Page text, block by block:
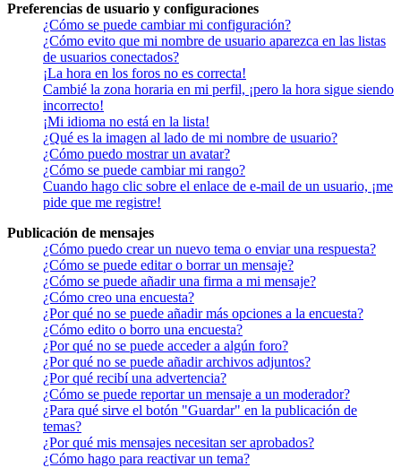
Preferencias de usuario y configuraciones
¿Cómo se puede cambiar mi configuración?
¿Cómo evito que mi nombre de usuario aparezca en las listas
de usuarios conectados?
¡La hora en los foros no es correcta!
Cambié la zona horaria en mi perfil, ¡pero la hora sigue siendo
incorrecto!
¡Mi idioma no está en la lista!
¿Qué es la imagen al lado de mi nombre de usuario?
¿Cómo puedo mostrar un avatar?
¿Cómo se puede cambiar mi rango?
Cuando hago clic sobre el enlace de e-mail de un usuario, ¡me
pide que me registre!
Publicación de mensajes
¿Cómo puedo crear un nuevo tema o enviar una respuesta?
¿Cómo se puede editar o borrar un mensaje?
¿Cómo se puede añadir una firma a mi mensaje?
¿Cómo creo una encuesta?
¿Por qué no se puede añadir más opciones a la encuesta?
¿Cómo edito o borro una encuesta?
¿Por qué no se puede acceder a algún foro?
¿Por qué no se puede añadir archivos adjuntos?
¿Por qué recibí una advertencia?
¿Cómo se puede reportar un mensaje a un moderador?
¿Para qué sirve el botón "Guardar" en la publicación de
temas?
¿Por qué mis mensajes necesitan ser aprobados?
¿Cómo hago para reactivar un tema?